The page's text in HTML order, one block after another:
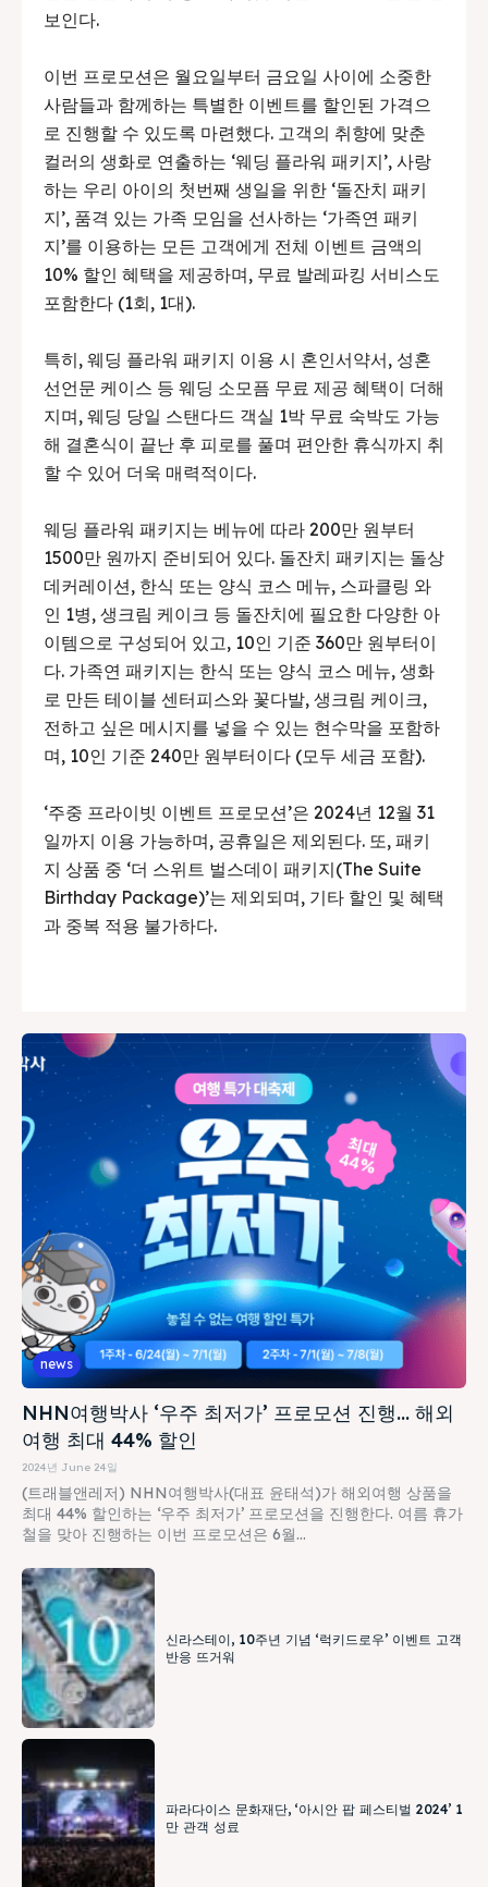
보인다.
이번 프로모션은 월요일부터 금요일 사이에 소중한
사람들과 함께하는 특별한 이벤트를 할인된 가격으
로 진행할 수 있도록 마련했다. 고객의 취향에 맞춘
컬러의 생화로 연출하는 ‘웨딩 플라워 패키지’, 사랑
하는 우리 아이의 첫번째 생일을 위한 ‘돌잔치 패키
지’, 품격 있는 가족 모임을 선사하는 ‘가족연 패키
지’를 이용하는 모든 고객에게 전체 이벤트 금액의
10% 할인 혜택을 제공하며, 무료 발레파킹 서비스도
포함한다 (1회, 1대).
특히, 웨딩 플라워 패키지 이용 시 혼인서약서, 성혼
선언문 케이스 등 웨딩 소모픔 무료 제공 혜택이 더해
지며, 웨딩 당일 스탠다드 객실 1박 무료 숙박도 가능
해 결혼식이 끝난 후 피로를 풀며 편안한 휴식까지 취
할 수 있어 더욱 매력적이다.
웨딩 플라워 패키지는 베뉴에 따라 200만 원부터
1500만 원까지 준비되어 있다. 돌잔치 패키지는 돌상
데커레이션, 한식 또는 양식 코스 메뉴, 스파클링 와
인 1병, 생크림 케이크 등 돌잔치에 필요한 다양한 아
이템으로 구성되어 있고, 10인 기준 360만 원부터이
다. 가족연 패키지는 한식 또는 양식 코스 메뉴, 생화
로 만든 테이블 센터피스와 꽃다발, 생크림 케이크,
전하고 싶은 메시지를 넣을 수 있는 현수막을 포함하
며, 10인 기준 240만 원부터이다 (모두 세금 포함).
‘주중 프라이빗 이벤트 프로모션’은 2024년 12월 31
일까지 이용 가능하며, 공휴일은 제외된다. 또, 패키
지 상품 중 ‘더 스위트 벌스데이 패키지(The Suite
Birthday Package)’는 제외되며, 기타 할인 및 혜택
과 중복 적용 불가하다.
news
NHN여행박사 ‘우주 최저가’ 프로모션 진행… 해외
여행 최대 44% 할인
2024년 June 24일
(트래블앤레저) NHN여행박사(대표 윤태석)가 해외여행 상품을
최대 44% 할인하는 ‘우주 최저가’ 프로모션을 진행한다. 여름 휴가
철을 맞아 진행하는 이번 프로모션은 6월...
신라스테이, 10주년 기념 ‘럭키드로우’ 이벤트 고객
반응 뜨거워
파라다이스 문화재단, ‘아시안 팝 페스티벌 2024’ 1
만 관객 성료